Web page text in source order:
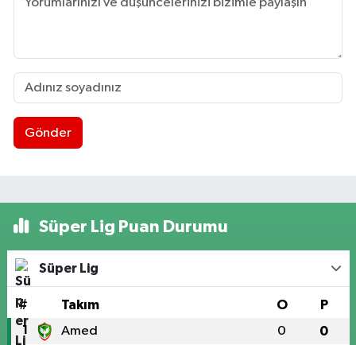
Gönder
Süper Lig Puan Durumu
Süper Lig
# Takım O P
1 Amed 0 0